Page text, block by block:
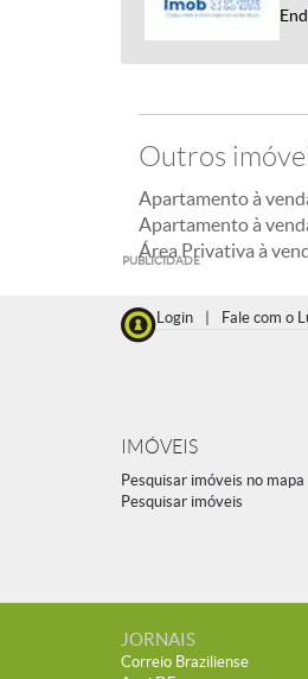
Outros
Apartamento à
Apartamento à
Área Privativa à
PUBLICIDADE
Login Fale com o
IMÓVEIS
Pesquisar imóveis no mapa
Pesquisar imóveis
JORNAIS
Correio Braziliense